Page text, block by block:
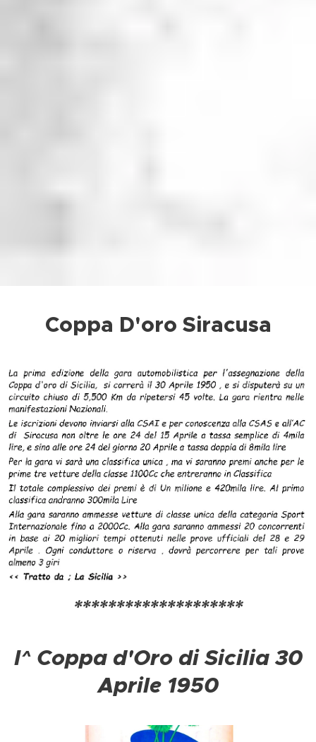
Coppa D'oro Siracusa
********************
I^ Coppa d'Oro di Sicilia 30
Aprile 1950